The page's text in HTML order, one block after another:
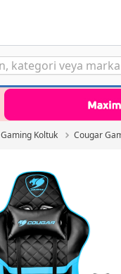
Gaming Koltuk Cougar